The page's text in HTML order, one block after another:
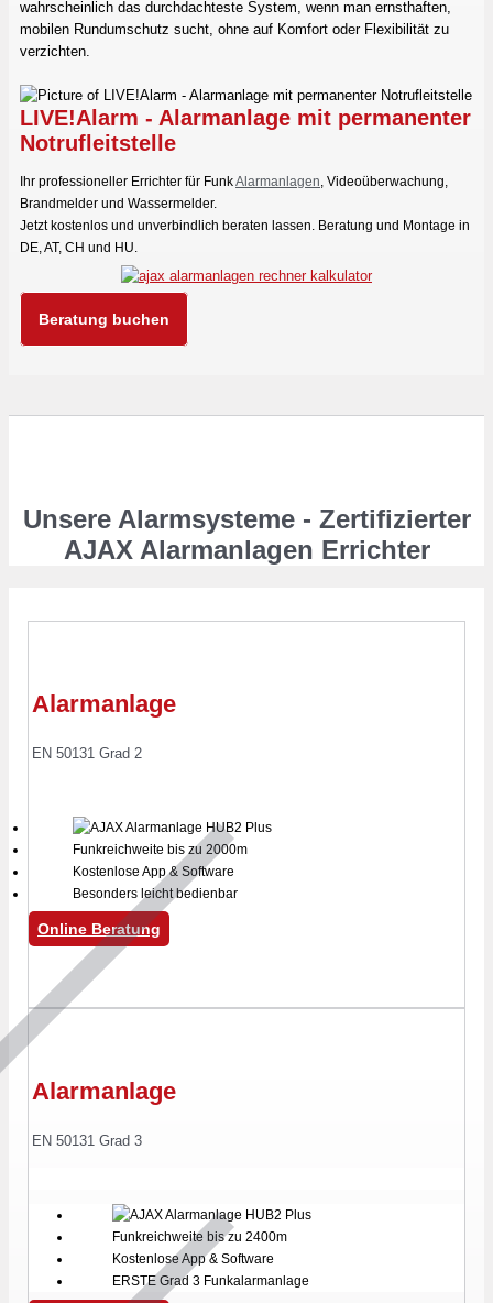
wahrscheinlich das durchdachteste System, wenn man ernsthaften,
mobilen Rundumschutz sucht, ohne auf Komfort oder Flexibilität zu
verzichten.
LIVE!Alarm - Alarmanlage mit permanenter
Notrufleitstelle
Ihr professioneller Errichter für FunkAlarmanlagen , Videoüberwachung,
Brandmelder und Wassermelder.
Jetzt kostenlos und unverbindlich beraten lassen. Beratung und Montage in
DE, AT, CH und HU.
Beratung buchen
Unsere Alarmsysteme - Zertifizierter
AJAX Alarmanlagen Errichter
Alarmanlage
EN 50131 Grad 2
Funkreichweite bis zu 2000m
Kostenlose App & Software
Besonders leicht bedienbar
Online Beratung
Alarmanlage
EN 50131 Grad 3
Funkreichweite bis zu 2400m
Kostenlose App & Software
ERSTE Grad 3 Funkalarmanlage